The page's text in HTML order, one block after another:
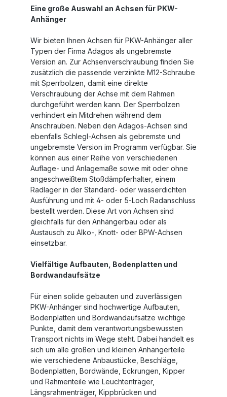
Eine große Auswahl an Achsen für PKW-
Anhänger
Wir bieten Ihnen Achsen für PKW-Anhänger aller
Typen der Firma Adagos als ungebremste
Version an. Zur Achsenverschraubung finden Sie
zusätzlich die passende verzinkte M12-Schraube
mit Sperrbolzen, damit eine direkte
Verschraubung der Achse mit dem Rahmen
durchgeführt werden kann. Der Sperrbolzen
verhindert ein Mitdrehen während dem
Anschrauben. Neben den Adagos-Achsen sind
ebenfalls Schlegl-Achsen als gebremste und
ungebremste Version im Programm verfügbar. Sie
können aus einer Reihe von verschiedenen
Auflage- und Anlagemaße sowie mit oder ohne
angeschweißtem Stoßdämpferhalter, einem
Radlager in der Standard- oder wasserdichten
Ausführung und mit 4- oder 5-Loch Radanschluss
bestellt werden. Diese Art von Achsen sind
gleichfalls für den Anhängerbau oder als
Austausch zu Alko-, Knott- oder BPW-Achsen
einsetzbar.
Vielfältige Aufbauten, Bodenplatten und
Bordwandaufsätze
Für einen solide gebauten und zuverlässigen
PKW-Anhänger sind hochwertige Aufbauten,
Bodenplatten und Bordwandaufsätze wichtige
Punkte, damit dem verantwortungsbewussten
Transport nichts im Wege steht. Dabei handelt es
sich um alle großen und kleinen Anhängerteile
wie verschiedene Anbaustücke, Beschläge,
Bodenplatten, Bordwände, Eckrungen, Kipper
und Rahmenteile wie Leuchtenträger,
Längsrahmenträger, Kippbrücken und